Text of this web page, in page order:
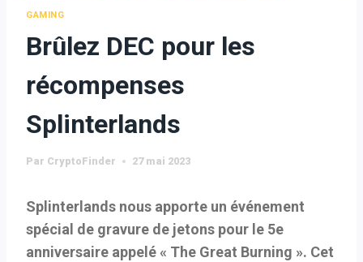
GAMING
Brûlez DEC pour les
récompenses
Splinterlands
Par CryptoFinder 27 mai 2023
Splinterlands nous apporte un événement
spécial de gravure de jetons pour le 5e
anniversaire appelé « The Great Burning ». Cet